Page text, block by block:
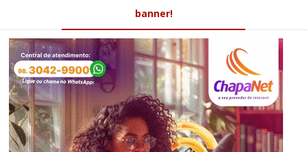
banner!